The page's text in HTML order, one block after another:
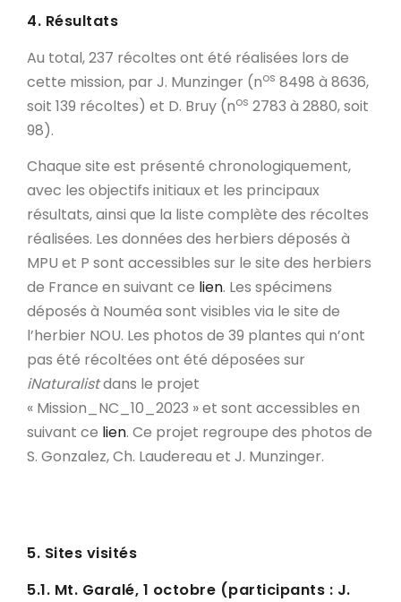
4. Résultats
Au total, 237 récoltes ont été réalisées lors de
cette mission, par J. Munzinger (nos 8498 à 8636,
soit 139 récoltes) et D. Bruy (nos 2783 à 2880, soit
98).
Chaque site est présenté chronologiquement,
avec les objectifs initiaux et les principaux
résultats, ainsi que la liste complète des récoltes
réalisées. Les données des herbiers déposés à
MPU et P sont accessibles sur le site des herbiers
de France en suivant ce lien. Les spécimens
déposés à Nouméa sont visibles via le site de
l’herbier NOU. Les photos de 39 plantes qui n’ont
pas été récoltées ont été déposées sur
iNaturalistdans le projet
« Mission_NC_10_2023 » et sont accessibles en
suivant ce lien. Ce projet regroupe des photos de
S. Gonzalez, Ch. Laudereau et J. Munzinger.
5. Sites visités
5.1. Mt. Garalé, 1 octobre (participants : J.